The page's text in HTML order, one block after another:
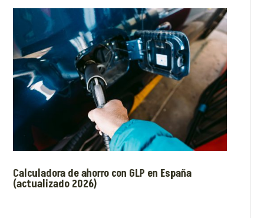
Calculadora de ahorro con GLP en España
(actualizado 2026)